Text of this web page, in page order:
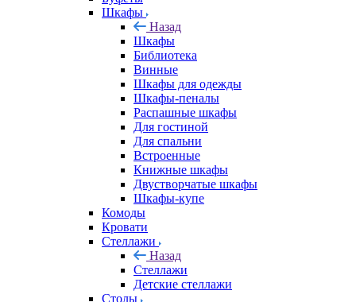
Шкафы
Назад
Шкафы
Библиотека
Винные
Шкафы для одежды
Шкафы-пеналы
Распашные шкафы
Для гостиной
Для спальни
Встроенные
Книжные шкафы
Двустворчатые шкафы
Шкафы-купе
Комоды
Кровати
Стеллажи
Назад
Стеллажи
Детские стеллажи
Столы